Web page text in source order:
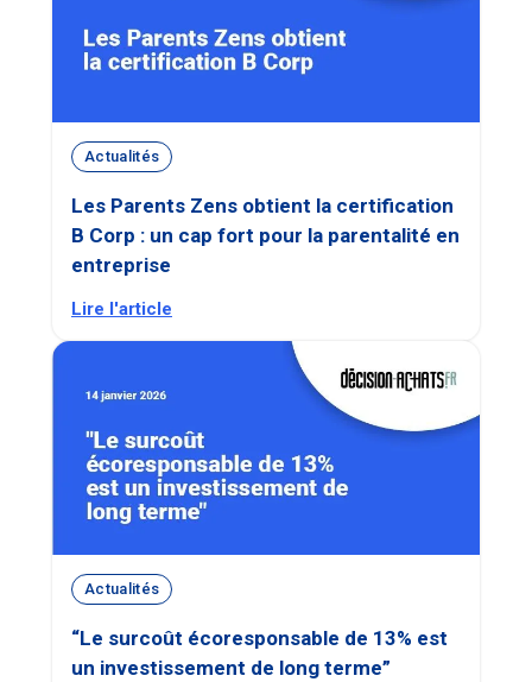
Actualités
Les Parents Zens obtient la certification
B Corp : un cap fort pour la parentalité en
entreprise
Lire l'article
Actualités
“Le surcoût écoresponsable de 13% est
un investissement de long terme”